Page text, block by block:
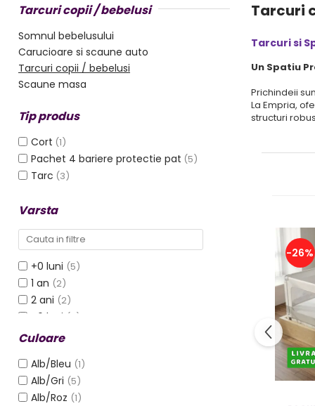
Sigurante geamuri si usi glisante
Kituri de siguranta pentru copii si
bebelusi
Protectii casa
Poarta siguranta copii
Deflectoare pentru aer
conditionat
Casti antifonice pentru copii si
Echipament protectie bicicleta si
ski
Accesorii auto copii
Haine & accesorii plaja
Ochelari de soare
Palarii protectie UV
Accesorii plaja
Tarcuri
Tarcuri si
Un Spatiu
Prichindeii
La Empria,
structuri
Tarcuri copii / bebelusi
Somnul bebelusului
Carucioare si scaune auto
Tarcuri copii / bebelusi
Scaune masa
Tip produs
Cort (1)
Pachet 4 bariere protectie pat (5)
Tarc (3)
Varsta
+0 luni (5)
1 an (2)
2 ani (2)
+6 luni (2)
6-9 luni
Culoare
Alb/Bleu (1)
Alb/Gri (5)
Alb/Roz (1)
-26%